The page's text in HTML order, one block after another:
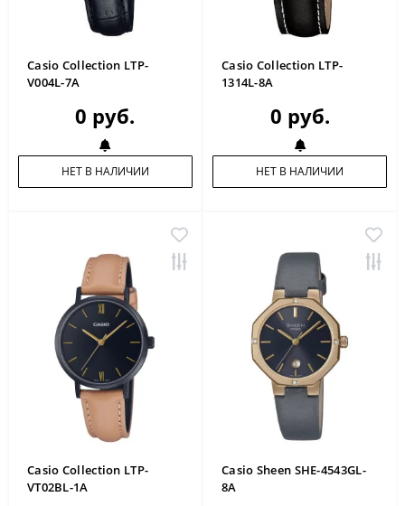
Casio Collection LTP-
V004L-7A
0 руб.
НЕТ В НАЛИЧИИ
Casio Collection LTP-
1314L-8A
0 руб.
НЕТ В НАЛИЧИИ
Casio Collection LTP-
VT02BL-1A
Casio Sheen SHE-4543GL-
8A